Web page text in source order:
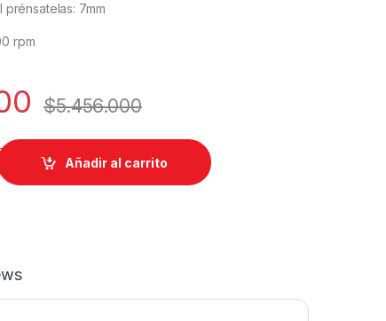
7mm
rpm
$5.456.000
COLLARIN O RECUBRIDORA ELECTRONICA CORTA
Añadir al carrito